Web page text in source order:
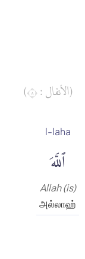
(الأنفال : ٨)
l-laha
ٱللَّهَ
Allah (is)
அல்லாஹ்